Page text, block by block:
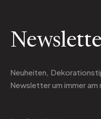
Neuheiten,
Newsletterum immer